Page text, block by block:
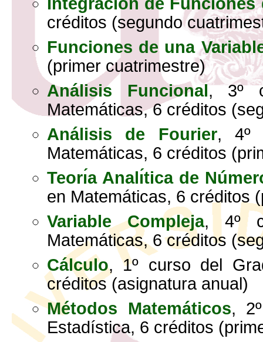
créditos (segundo
Funciones de una
(primer cuatrimestre)
Análisis Funcional, 3º
Matemáticas, 6 créditos
Análisis de Fourier, 4º
Matemáticas, 6 créditos
Teorı́a Analı́tica de
en Matemáticas, 6 créditos
Variable Compleja, 4º
Matemáticas, 6 créditos
Cálculo, 1º curso del
créditos (asignatura anual)
Métodos Matemáticos,
Estadística, 6 créditos